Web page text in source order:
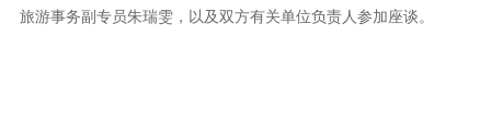
旅游事务副专员朱瑞雯，以及双方有关单位负责人参加座谈。